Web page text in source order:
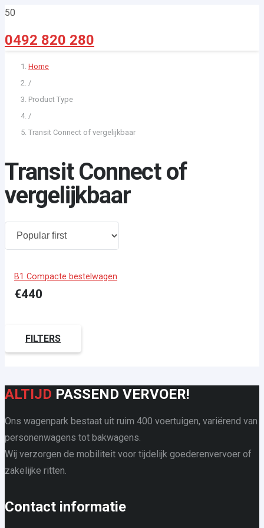
0492 820 280
Home
/
Product Type
/
Transit Connect of vergelijkbaar
Transit Connect of
vergelijkbaar
B1 Compacte bestelwagen
€440
FILTERS
ALTIJD PASSEND VERVOER!
Ons wagenpark bestaat uit ruim 400 voertuigen, variërend van
personenwagens tot bakwagens.
Wij verzorgen de mobiliteit voor tijdelijk goederenvervoer of
zakelijke ritten.
Contact informatie